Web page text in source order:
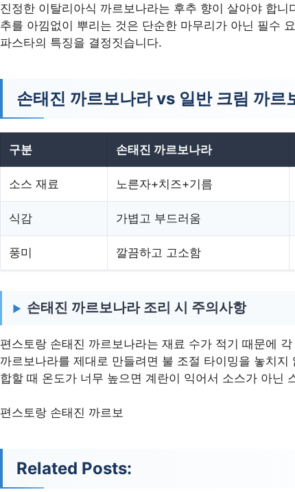
진정한 이탈리아식 까르보나라는 후추 향이 살아야 합
추를 아낌없이 뿌리는 것은 단순한 마무리가 아닌 필수
파스타의 특징을 결정짓습니다.
손태진 까르보나라 vs 일반 크림 까르
구분 손태진 까르보나라
소스 재료 노른자+치즈+기름
식감 가볍고 부드러움
풍미 깔끔하고 고소함
손태진 까르보나라 조리 시 주의사항
편스토랑 손태진 까르보나라는 재료 수가 적기 때문에
까르보나라를 제대로 만들려면 불 조절 타이밍을 놓치
합할 때 온도가 너무 높으면 계란이 익어서 소스가 아닌
편스토랑 손태진 까르보
Related Posts: